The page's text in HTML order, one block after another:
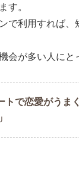
す。
で利用すれば
会が多い人にと
で恋愛がうま